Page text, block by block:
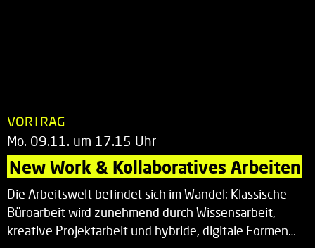
VORTRAG
Mo. 09.11. um 17.15 Uhr
New Work & Kollaboratives Arbeiten
Die Arbeitswelt befindet sich im Wandel: Klassische
Büroarbeit wird zunehmend durch Wissensarbeit,
kreative Projektarbeit und hybride, digitale Formen…